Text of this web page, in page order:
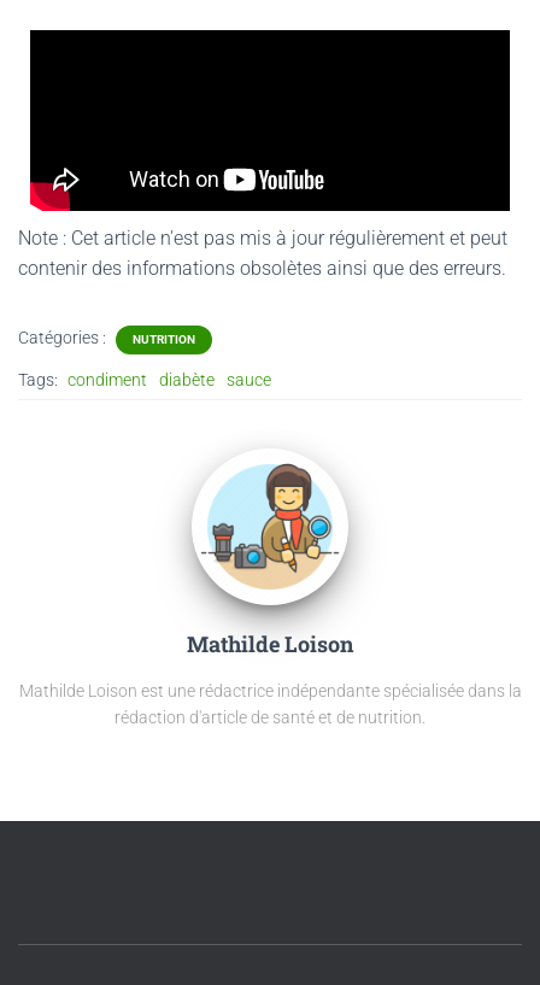
Note : Cet article n'est pas mis à jour régulièrement et peut
contenirdes informations obsolètes ainsi que des erreurs.
Catégories : NUTRITION
Tags: condiment diabète sauce
Mathilde Loison
Mathilde Loison est une rédactrice indépendante spécialisée dans la
rédaction d'article de santé et de nutrition.